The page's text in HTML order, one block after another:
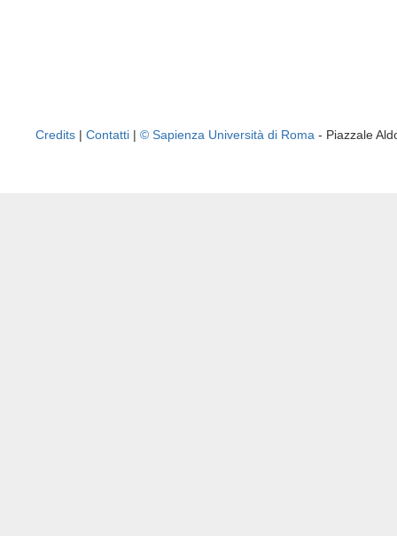
Credits | Contatti | © Sapienza Università di Roma - Piazzale